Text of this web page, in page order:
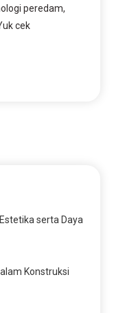
peredam,
cek
serta Daya
Konstruksi